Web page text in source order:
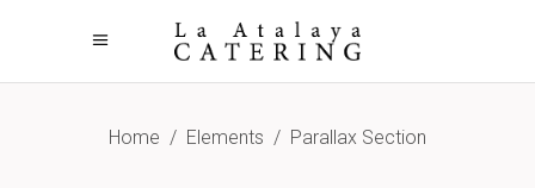
Home / Elements / Parallax Section